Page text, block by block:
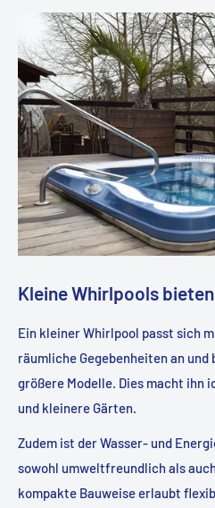
Kleine Whirlpools
Ein kleiner Whirlpool passt sich
räumliche Gegebenheiten an
größere Modelle. Dies macht ihn
und kleinere Gärten.
Zudem ist der Wasser- und
sowohl umweltfreundlich als
kompakte Bauweise erlaubt